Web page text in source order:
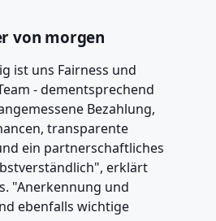
von morgen
ist uns Fairness und
- dementsprechend
Bezahlung,
transparente
ein partnerschaftliches
erklärt
"Anerkennung und
ebenfalls wichtige